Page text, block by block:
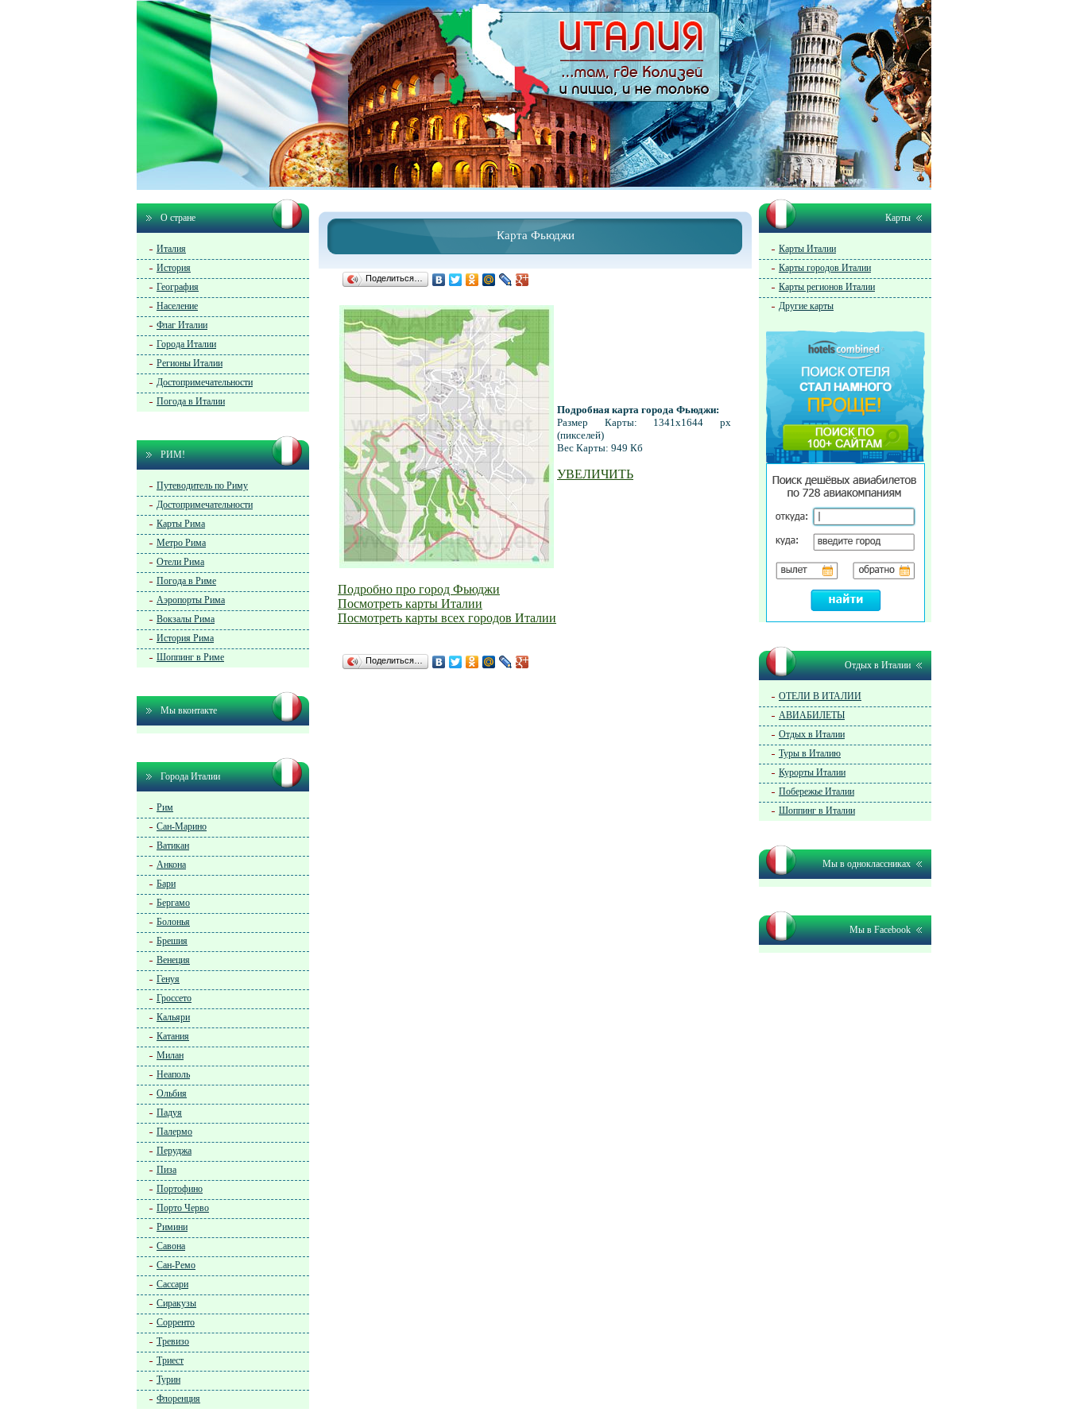
Карта Фьюджи
Поделиться…
Подробная карта города Фьюджи:
Размер Карты: 1341x1644 px
(пикселей)
Вес Карты: 949 Кб
УВЕЛИЧИТЬ
Подробно про город Фьюджи
Посмотреть карты Италии
Посмотреть карты всех городов Италии
Поделиться…
О стране
Италия
История
География
Население
Флаг Италии
Города Италии
Регионы Италии
Достопримечательности
Погода в Италии
РИМ!
Путеводитель по Риму
Достопримечательности
Карты Рима
Метро Рима
Отели Рима
Погода в Риме
Аэропорты Рима
Вокзалы Рима
История Рима
Шоппинг в Риме
Мы вконтакте
Города Италии
Рим
Сан-Марино
Ватикан
Анкона
Бари
Бергамо
Болонья
Брешия
Венеция
Генуя
Гроссето
Кальяри
Катания
Милан
Неаполь
Ольбия
Падуя
Палермо
Перуджа
Пиза
Портофино
Порто Черво
Римини
Савона
Сан-Ремо
Сассари
Сиракузы
Сорренто
Тревизо
Триест
Турин
Флоренция
Карты
Карты Италии
Карты городов Италии
Карты регионов Италии
Другие карты
Отдых в Италии
ОТЕЛИ В ИТАЛИИ
АВИАБИЛЕТЫ
Отдых в Италии
Туры в Италию
Курорты Италии
Побережье Италии
Шоппинг в Италии
Мы в одноклассниках
Мы в Facebook